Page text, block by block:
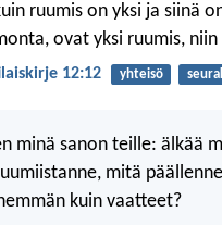
ruumis on yksi ja siinä
ovat yksi ruumis, niin
12:12 yhteisö
minä sanon teille: älkää
mitä
kuin vaatteet?